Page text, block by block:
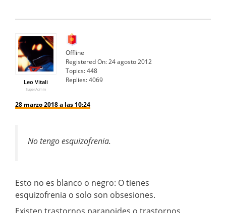
Leo Vitali
SuperAdmin
Offline
Registered On:24 agosto 2012
Topics:448
Replies:4069
28 marzo 2018 a las 10:24
No tengo esquizofrenia.
Esto no es blanco o negro: O tienes
esquizofrenia o solo son obsesiones.